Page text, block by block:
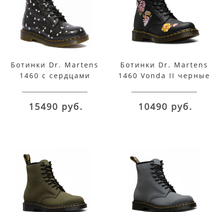
Ботинки Dr. Martens
1460 с сердцами
15490 руб.
Ботинки Dr. Martens
1460 Vonda II черные
10490 руб.